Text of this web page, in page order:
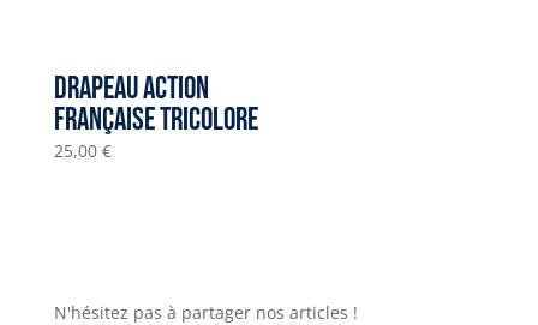
Drapeau Action
Française tricolore
25,00 €
N'hésitez pas à partager nos articles !